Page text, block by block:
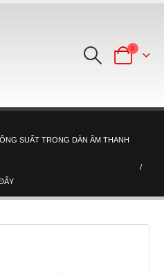
0
SUẤT TRONG DÀN ÂM THANH